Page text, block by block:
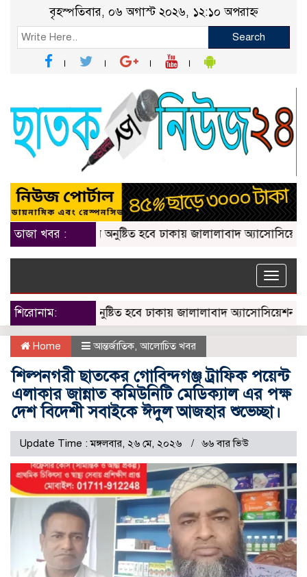
বৃহস্পতিবার, ০৬ অগাস্ট ২০২৬, ১২:১০ অপরাহ্ন
Search
তাজা খবর :
জুলাই নিবাচন অনু‌ষ্টিত হ‌বে ঢাকায় জালালাবাদ অ্যাসোসিয়েশন
Toggle
শিরোনাম:
নিবাচন অনু‌ষ্টিত হ‌বে ঢাকায় জালালাবাদ অ্যাসোসিয়েশন
Home আন্তর্জাতিক, আলোচিত খবর
শিল্পনগরী ছাত‌কের গো‌বিন্দগঞ্জ ট্রা‌ফিক প‌য়েন্ট
এলাকার জান্নাত ক‌মিউনি‌টি মে‌ডিক‌্যাল এর পক্ষ
দেশ বি‌দেশী সবাইকে ঈদুল আজহার শুভেচ্ছা।
Update Time : মঙ্গলবার, ২৬ মে, ২০২৬ ৬৬ বার ভিউ